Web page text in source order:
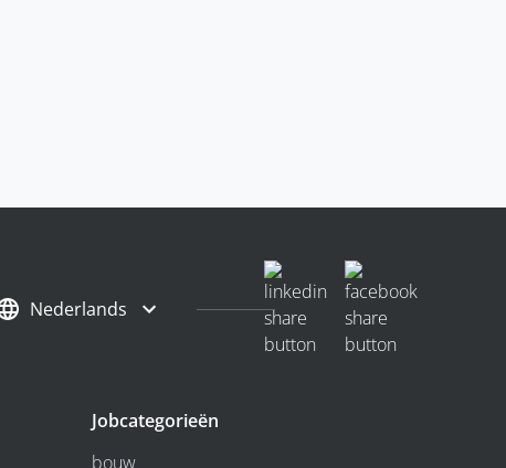
Nederlands
Jobcategorieën
bouw